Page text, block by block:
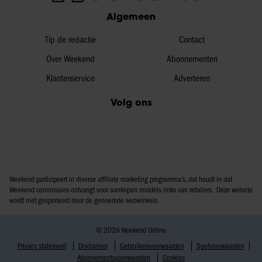
Algemeen
Tip de redactie
Over Weekend
Klantenservice
Contact
Abonnementen
Adverteren
Volg ons
Weekend participeert in diverse affiliate marketing programma’s, dat houdt in dat
Weekend commissies ontvangt voor aankopen middels links van retailers. Deze website
wordt niet gesponsord door de genoemde webwinkels.
© 2026 Weekend Online
Privacy statement
Disclaimer Gebruikersvoorwaarden
Spelvoorwaarden
Abonnementsvoorwaarden
Cookies